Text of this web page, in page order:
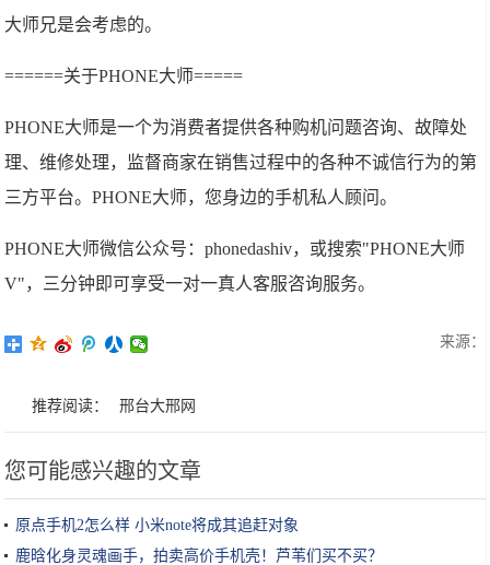
大师兄是会考虑的。
======关于PHONE大师=====
PHONE大师是一个为消费者提供各种购机问题咨询、故障处
理、维修处理，监督商家在销售过程中的各种不诚信行为的第
三方平台。PHONE大师，您身边的手机私人顾问。
PHONE大师微信公众号：phonedashiv，或搜索"PHONE大师
V"，三分钟即可享受一对一真人客服咨询服务。
来源：
推荐阅读： 邢台大邢网
您可能感兴趣的文章
原点手机2怎么样 小米note将成其追赶对象
鹿晗化身灵魂画手，拍卖高价手机壳！芦苇们买不买？